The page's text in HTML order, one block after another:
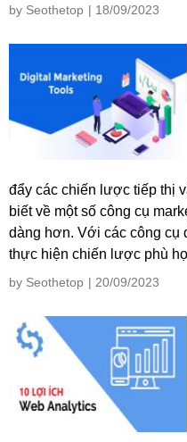
by Seothetop | 18/09/2023
đẩy các chiến lược tiếp thị
biết về một số công cụ
dàng hơn. Với các công cụ
thực hiện chiến lược phù
by Seothetop | 20/09/2023